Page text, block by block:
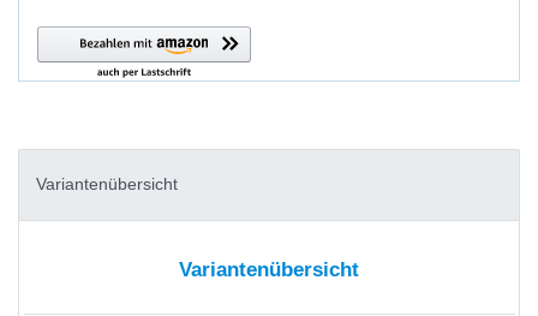
Variantenübersicht
Variantenübersicht